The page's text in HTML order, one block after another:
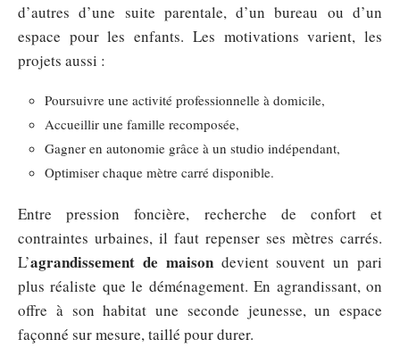
d’autres d’une suite parentale, d’un bureau ou d’un
espace pour les enfants. Les motivations varient, les
projets aussi :
Poursuivre une activité professionnelle à domicile,
Accueillir une famille recomposée,
Gagner en autonomie grâce à un studio indépendant,
Optimiser chaque mètre carré disponible.
Entre pression foncière, recherche de confort et
contraintes urbaines, il faut repenser ses mètres carrés.
L’agrandissement de maisondevient souvent un pari
plus réaliste que le déménagement. En agrandissant, on
offre à son habitat une seconde jeunesse, un espace
façonné sur mesure, taillé pour durer.